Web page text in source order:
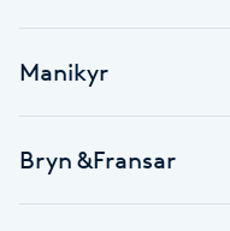
Bröllopsuppsättning
C
Manikyr
Bryn &Fransar